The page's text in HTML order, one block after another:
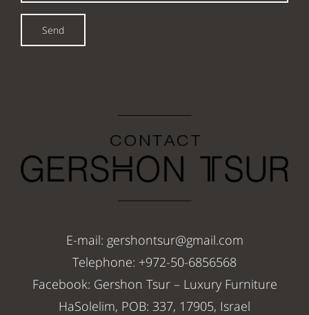
Send
E-mail: gershontsur@gmail.com
Telephone: +972-50-6856568
Facebook: Gershon Tsur – Luxury Furniture
HaSolelim, POB: 337, 17905, Israel